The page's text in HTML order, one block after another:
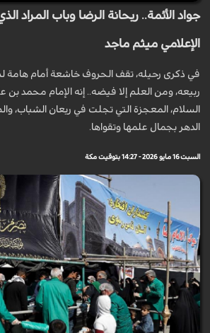
جواد الأئمة.. ريحانة الرضا وباب المراد
الإعلامي ميثم ماجد
في ذكرى رحيله، تقف الحروف خاشعة أمام هامة
ربيعه، ومن العلم إلا فيضه.. إنه الإمام محمد بن
السلام، المعجزة التي تجلت في ريعان الشباب،
الدهر بجمال علمها وتقواها.
السبت 16 مايو 2026 - 14:27 بتوقيت مكة